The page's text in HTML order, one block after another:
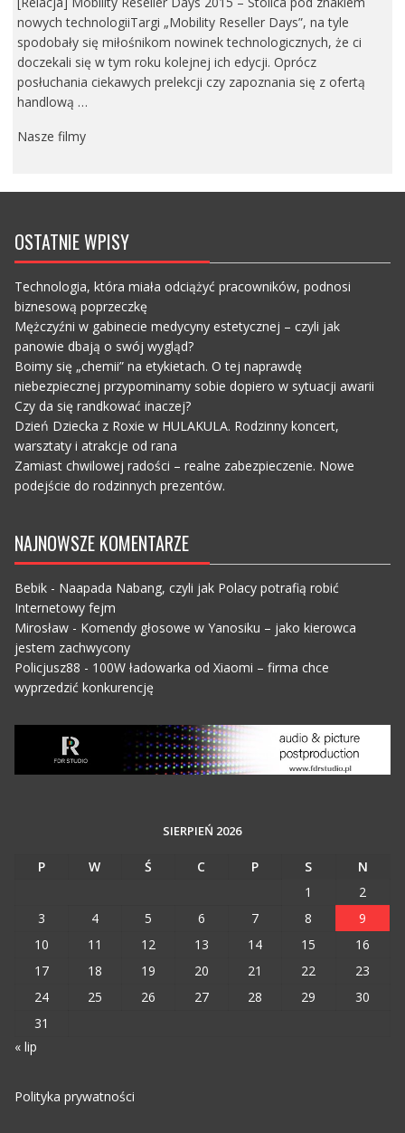
nowych technologiiTargi „Mobility Reseller Days”, na tyle
spodobały się miłośnikom nowinek technologicznych, że ci
doczekali się w tym roku kolejnej ich edycji. Oprócz
posłuchania ciekawych prelekcji czy zapoznania się z ofertą
handlową …
Nasze filmy
OSTATNIE WPISY
Technologia, która miała odciążyć pracowników, podnosi
biznesową poprzeczkę
Mężczyźni w gabinecie medycyny estetycznej – czyli jak
panowie dbają o swój wygląd?
Boimy się „chemii” na etykietach. O tej naprawdę
niebezpiecznej przypominamy sobie dopiero w sytuacji awarii
Czy da się randkować inaczej?
Dzień Dziecka z Roxie w HULAKULA. Rodzinny koncert,
warsztaty i atrakcje od rana
Zamiast chwilowej radości – realne zabezpieczenie. Nowe
podejście do rodzinnych prezentów.
NAJNOWSZE KOMENTARZE
Bebik- Naapada Nabang, czyli jak Polacy potrafią robić
Internetowy fejm
Mirosław- Komendy głosowe w Yanosiku – jako kierowca
jestem zachwycony
Policjusz88 - 100W ładowarka od Xiaomi – firma chce
wyprzedzić konkurencję
SIERPIEŃ 2026
P W Ś C P S
N
1
2
3
4 5 6 7 8
9
10
11 12 13 14 15
16
17
18 19 20 21 22
23
24
25 26 27 28 29
30
31
« lip
Polityka prywatności